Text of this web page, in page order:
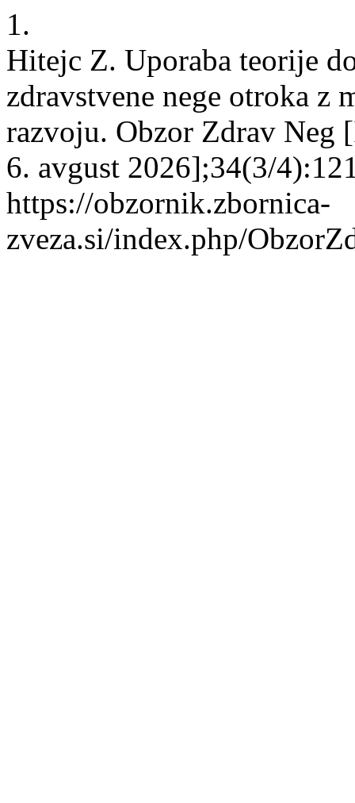
1.
Hitejc Z. Uporaba teorije
zdravstvene nege otroka z
razvoju. Obzor Zdrav
6. avgust 2026];34(3/
https://obzornik.zbornica-
zveza.si/index.php/